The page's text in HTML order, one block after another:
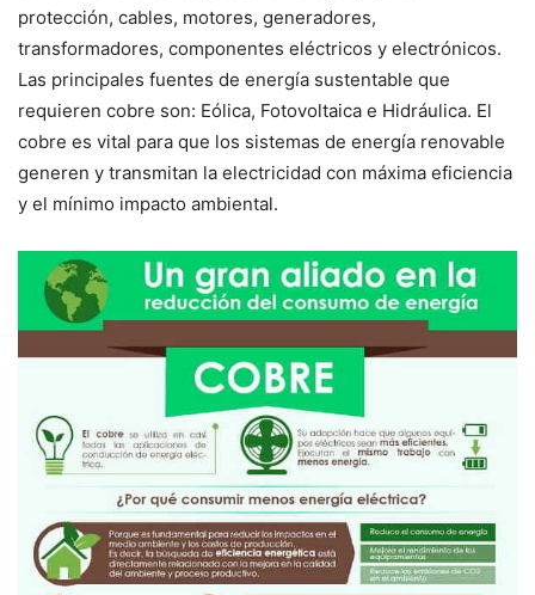
protección, cables, motores, generadores,
transformadores, componentes eléctricos y electrónicos.
Las principales fuentes de energía sustentable que
requieren cobre son: Eólica, Fotovoltaica e Hidráulica. El
cobre es vital para que los sistemas de energía renovable
generen y transmitan la electricidad con máxima eficiencia
y el mínimo impacto ambiental.